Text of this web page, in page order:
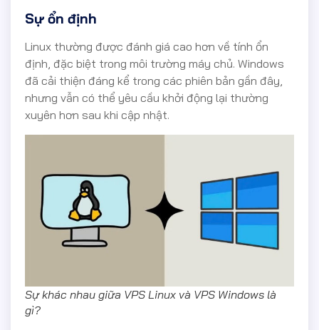
Sự ổn định
Linux thường được đánh giá cao hơn về tính ổn
định, đặc biệt trong môi trường máy chủ. Windows
đã cải thiện đáng kể trong các phiên bản gần đây,
nhưng vẫn có thể yêu cầu khởi động lại thường
xuyên hơn sau khi cập nhật.
Sự khác nhau giữa VPS Linux và VPS Windows là
gì?